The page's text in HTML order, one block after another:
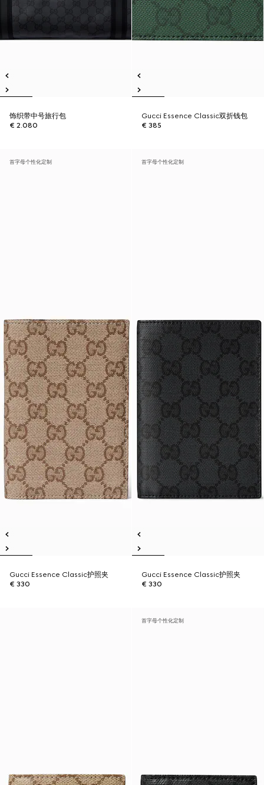
饰织带中号旅行包
€ 2.080
Gucci Essence Classic双折钱包
€ 385
首字母个性化定制
Gucci Essence Classic护照夹
€ 330
首字母个性化定制
Gucci Essence Classic护照夹
€ 330
首字母个性化定制